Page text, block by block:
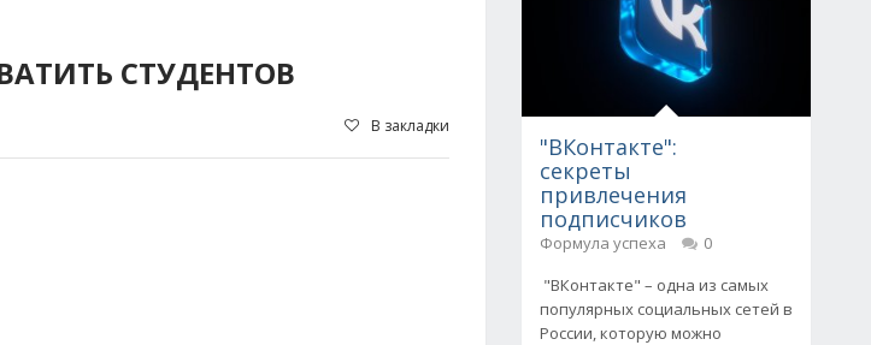
СТУДЕНТОВ
В закладки
"ВКонтакте":
секреты
привлечения
подписчиков
Формула успеха
0
"ВКонтакте" – одна из самых
популярных социальных сетей в
России, которую можно